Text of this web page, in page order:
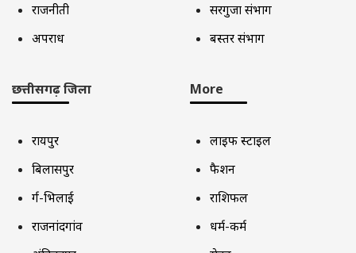
राजनीती
अपराध
सरगुजा संभाग
बस्तर संभाग
छत्तीसगढ़ जिला
रायपुर
बिलासपुर
दुर्ग-भिलाई
राजनांदगांव
More
लाइफ स्टाइल
फैशन
राशिफल
धर्म-कर्म